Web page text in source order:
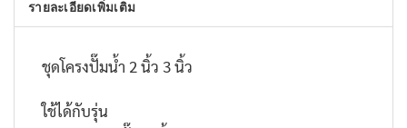
รายละเอียดเพิ่มเติม
ชุดโครงปั๊มน้ำ 2 นิ้ว 3 นิ้ว
ใช้ได้กับรุ่น